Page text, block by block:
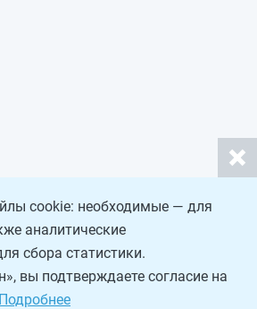
cookie: необходимые — для
аналитические
сбора статистики.
вы подтверждаете согласие на
Подробнее